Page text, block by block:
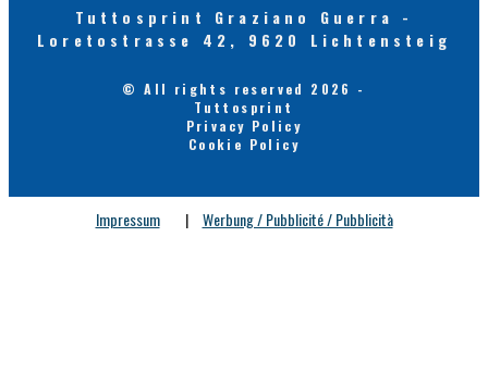
Tuttosprint Graziano Guerra -
Loretostrasse 42, 9620 Lichtensteig
© All rights reserved 2026 -
Tuttosprint
Privacy Policy
Cookie Policy
Impressum | Werbung / Pubblicité / Pubblicità